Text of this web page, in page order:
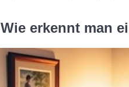
Wie erkennt man